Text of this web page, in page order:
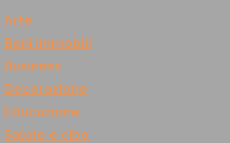
Arte
Beni immobili
Business
Decorazione
Educazione
Salute e cibo